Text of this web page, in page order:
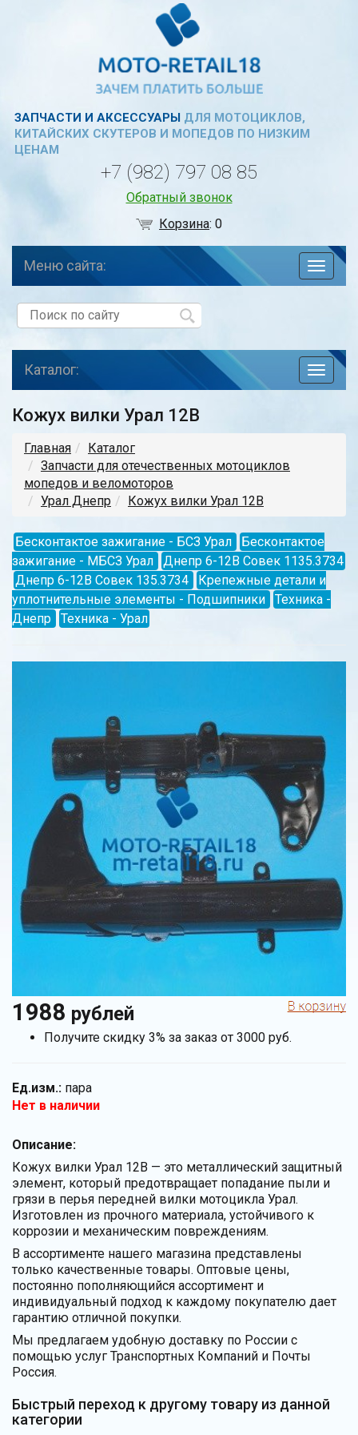
ЗАПЧАСТИ И АКСЕССУАРЫДЛЯ МОТОЦИКЛОВ,
КИТАЙСКИХ СКУТЕРОВ И МОПЕДОВ ПО НИЗКИМ
ЦЕНАМ
+7 (982) 797 08 85
Обратный звонок
Корзина:0
по
Меню сайта:
toggle
Каталог:
Кожух вилки Урал 12В
Главная
Каталог
Запчасти для отечественных мотоциклов
мопедов и веломоторов
Урал Днепр
Кожух вилки Урал 12В
Бесконтактое зажигание - БСЗ Урал
Бесконтактое
зажигание - МБСЗ Урал
Днепр 6-12В Совек 1135.3734
Днепр 6-12В Совек 135.3734
Крепежные детали и
уплотнительные элементы - Подшипники
Техника -
Днепр
Техника - Урал
1988 рублей
Получите скидку 3% за заказ от 3000 руб.
Ед.изм.: пара
Нет в наличии
Описание:
Кожух вилки Урал 12В — это металлический защитный
элемент, который предотвращает попадание пыли и
грязи в перья передней вилки мотоцикла Урал.
Изготовлен из прочного материала, устойчивого к
коррозии и механическим повреждениям.
В ассортименте нашего магазина представлены
только качественные товары. Оптовые цены,
постоянно пополняющийся ассортимент и
индивидуальный подход к каждому покупателю дает
гарантию отличной покупки.
Мы предлагаем удобную доставку по России с
помощью услуг Транспортных Компаний и Почты
Россия.
Быстрый переход к другому товару из данной
категории